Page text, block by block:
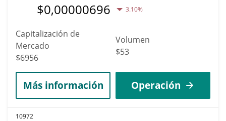
$0,00000696 3.10%
Capitalización de
Mercado
$6956
Volumen
$53
Más información Operación
10972